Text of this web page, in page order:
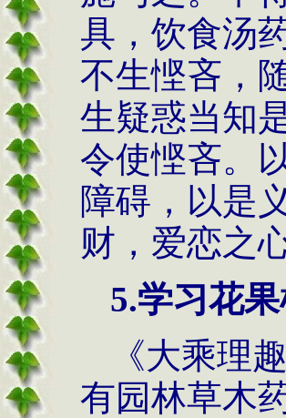
具，饮食汤
不生悭吝，
生疑惑当知
令使悭吝。
障碍，以是
财，爱恋之
5.学习花
《大乘理
有园林草木